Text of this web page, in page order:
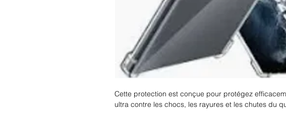
Cette protection est conçue pour protégez
ultra contre les chocs, les rayures et les chutes du